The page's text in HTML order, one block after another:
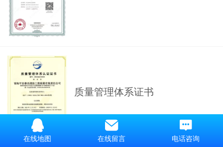
质量管理体系证书
在线地图 在线留言 电话咨询